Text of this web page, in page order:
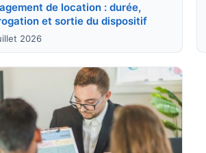
de location : durée,
et sortie du dispositif
2026